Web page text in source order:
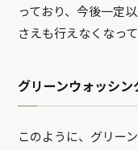
っており、今後一定
さえも行えなくなっ
グリーンウォッシ
このように、グリー